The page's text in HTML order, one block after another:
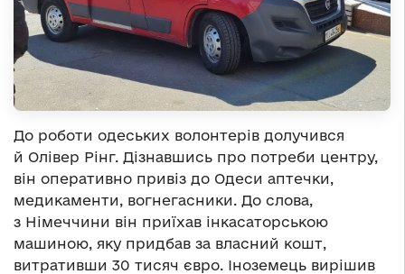
До роботи одеських волонтерів долучився
й Олівер Рінг. Дізнавшись про потреби центру,
він оперативно привіз до Одеси аптечки,
медикаменти, вогнегасники. До слова,
з Німеччини він приїхав інкасаторською
машиною, яку придбав за власний кошт,
витративши 30 тисяч євро. Іноземець вирішив